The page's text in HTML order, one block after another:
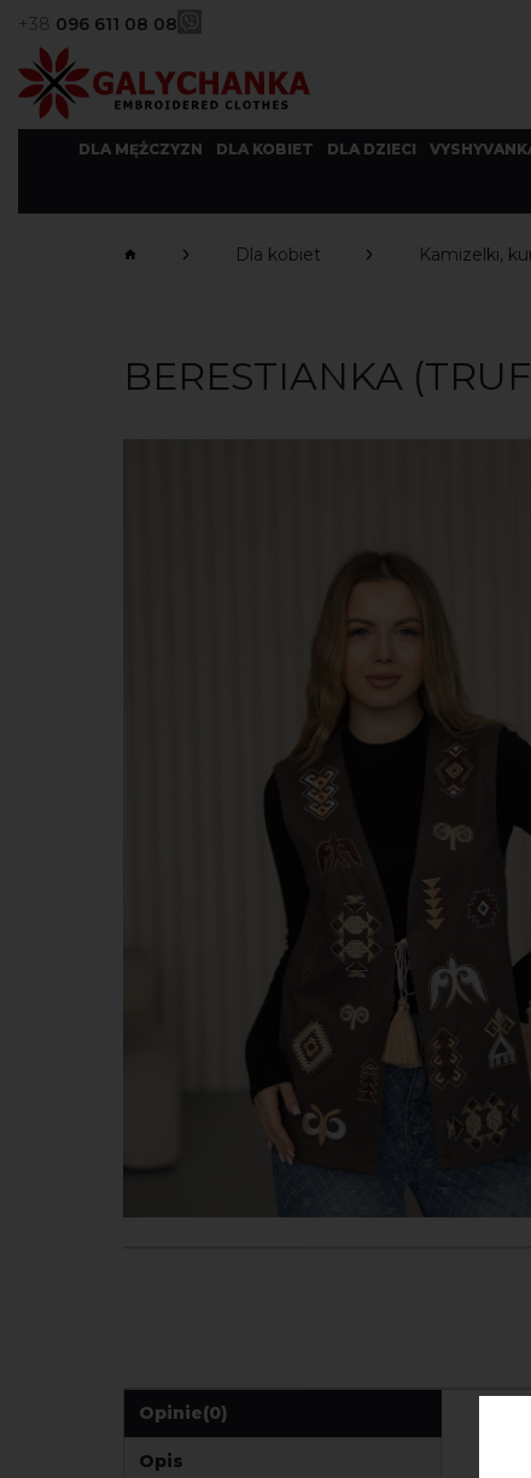
+38 096 611 08 08
DLA MĘŻCZYZN DLA KOBIET DLA DZIECI
Dla kobiet Kamizelki,
BERESTIANKA
Opinie(0)
Opis